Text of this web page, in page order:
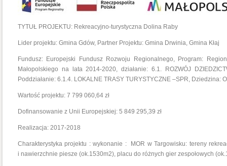
TYTUŁ PROJEKTU: Rekreacyjno-turystyczna Dolina Raby
Lider projektu: Gmina Gdów, Partner Projektu: Gmina Drwinia, Gmina Kłaj
Fundusz: Europejski Fundusz Rozwoju Regionalnego, Program:
Małopolskiego na lata 2014-2020, działanie: 6.1. ROZWÓJ
Poddziałanie: 6.1.4. LOKALNE TRASY TURYSTYCZNE –SPR, Dziedzina:
Wartość projektu: 7 799 060,64 zł
Dofinansowanie z Unii Europejskiej: 5 849 295,39 zł
Realizacja: 2017-2018
Charakterystyka projektu : wykonanie : MOR w Targowisku: tereny
i nawierzchnie piesze (ok.1530m2), placu do różnych gier zespołowych